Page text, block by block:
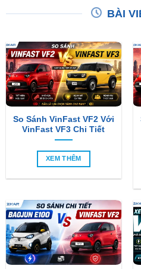
BÀI
So Sánh VinFast VF2 Với
VinFast VF3 Chi Tiết
XEM THÊM